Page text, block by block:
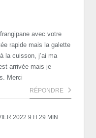
avec votre
rapide mais la galette
la cuisson, j’ai ma
arrivée mais je
Merci
RÉPONDRE
2022 9 H 29 MIN